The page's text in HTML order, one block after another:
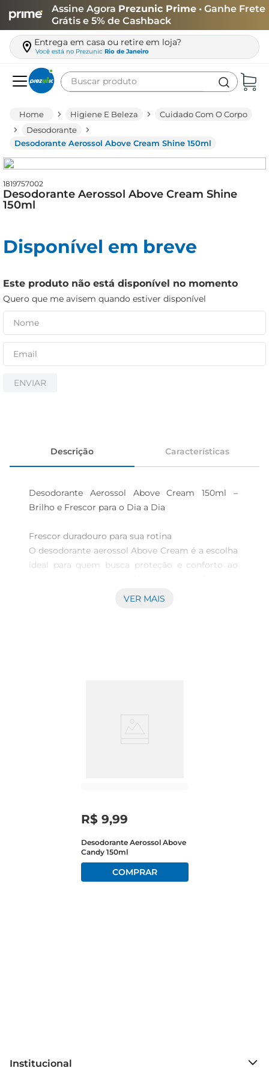
Assine Agora Prezunic Prime • Ganhe Frete
Grátis e 5% de Cashback
Entrega em casa ou retire em loja?
Você está no Prezunic Rio de Janeiro
Buscar produto
Higiene E Beleza
Cuidado Com O Corpo
Desodorante
Desodorante Aerossol Above Cream Shine 150ml
1819757002
Desodorante Aerossol Above Cream Shine
150ml
Disponível em breve
Este produto não está disponível no momento
Quero que me avisem quando estiver disponível
ENVIAR
Descrição Características
Desodorante Aerossol Above Cream 150ml –
Brilho e Frescor para o Dia a Dia
Frescor duradouro para sua rotina
O desodorante aerossol Above Cream é a escolha
ideal para quem busca proteção e conforto ao
proporciona uma sensação de frescor que dura,
desodorante Above Cream oferece uma aplicação
experiência sensorial que complementa sua
rotina de cuidados pessoais.
Cuidados com a pele e proteção
Além de oferecer proteção contra odores, o
produto se espalhe de maneira uniforme. Sua
VER MAIS
R$ 9,99
Desodorante Aerossol Above
Candy 150ml
Institucional
leite
queijo
arroz
azeite
papel higiênico
cerveja